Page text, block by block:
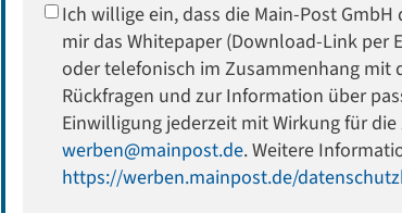
Ich willige ein, dass die Main-Post
mir das Whitepaper (Download-Link per
oder telefonisch im Zusammenhang mit
Rückfragen und zur Information über
Einwilligung jederzeit mit Wirkung für
werben@mainpost.de. Weitere
https://werben.mainpost.de/